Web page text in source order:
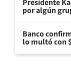
Presidente
por algún
Banco
lo multó con